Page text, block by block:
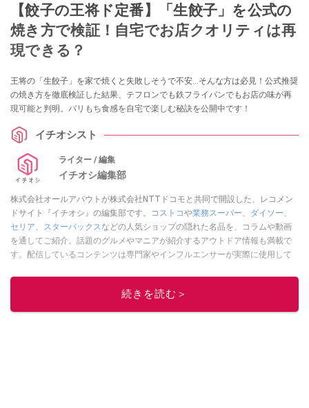
【餃子の王将ド定番】「生餃子」を公式の
焼き方で検証！自宅でお店クオリティは再
現できる？
王将の「生餃子」を家で焼くと失敗しそうで不安…そんな方は必見！公式推奨
の焼き方を徹底検証した結果、テフロンでも鉄フライパンでもお店の味が再
現可能と判明。パリもち食感を自宅で楽しむ秘訣を公開中です！
イチオシスト
ライター / 編集
イチオシ編集部
株式会社オールアバウトが株式会社NTTドコモと共同で開設した、レコメン
ドサイト『イチオシ』の編集部です。
コストコや業務スーパー、 ダイソー、
セリア、 スターバックスなどの人気ショップの隠れた名品を、コラムや動画
を通してご紹介。話題のグルメやマニアが紹介するアウトドア情報も満載で
す。配信しているコンテンツは専門家やインフルエンサーが実際に使用して
ニュースでフォロー
続きを読む＞